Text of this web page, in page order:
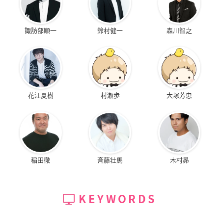
諏訪部順一 鈴村健一 森川智之
花江夏樹 村瀬歩 大塚芳忠
稲田徹 斉藤壮馬 木村昴
KEYWORDS